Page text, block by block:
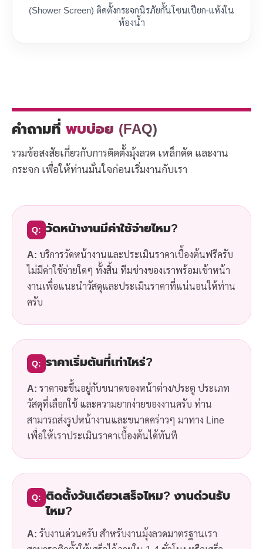
(Shower Screen) ติดตั้งกระจกนิรภัยกั้นโซนเปียก-แห้งใน
ห้องน้ำ
คำถามที่ พบบ่อย (FAQ)
รวมข้อสงสัยเกี่ยวกับการติดตั้งมุ้งลวด เหล็กดัด และงาน
กระจก เพื่อให้ท่านมั่นใจก่อนเริ่มงานกับเรา
Q: วัดหน้างานมีค่าใช้จ่ายไหม?
A: บริการวัดหน้างานและประเมินราคาเบื้องต้นฟรีครับ
ไม่มีค่าใช้จ่ายใดๆ ทั้งสิ้น ทีมช่างของเราพร้อมเข้าหน้า
งานเพื่อแนะนำวัสดุและประเมินราคาที่แน่นอนให้ท่าน
ครับ
Q: ราคาเริ่มต้นที่เท่าไหร่?
A: ราคาจะขึ้นอยู่กับขนาดของหน้าต่าง/ประตู ประเภท
วัสดุที่เลือกใช้ และความยากง่ายของงานครับ ท่าน
สามารถส่งรูปหน้างานและขนาดคร่าวๆ มาทาง Line
เพื่อให้เราประเมินราคาเบื้องต้นได้ทันที
Q: ติดตั้งวันเดียวเสร็จไหม? งานด่วนรับ
ไหม?
A: รับงานด่วนครับ สำหรับงานมุ้งลวดมาตรฐานเรา